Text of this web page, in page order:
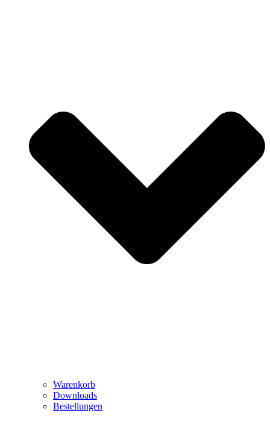
Warenkorb
Downloads
Bestellungen